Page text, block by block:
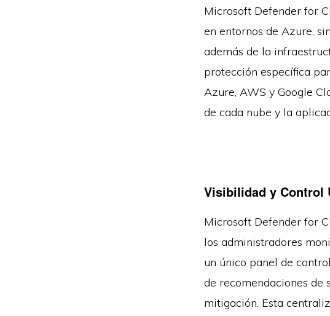
Microsoft Defender for
en entornos de Azure,
además de la
protección específica
Azure, AWS y Google
de cada nube y la
Visibilidad y Control
Microsoft Defender for
los administradores
un único panel de
de recomendaciones de
mitigación. Esta